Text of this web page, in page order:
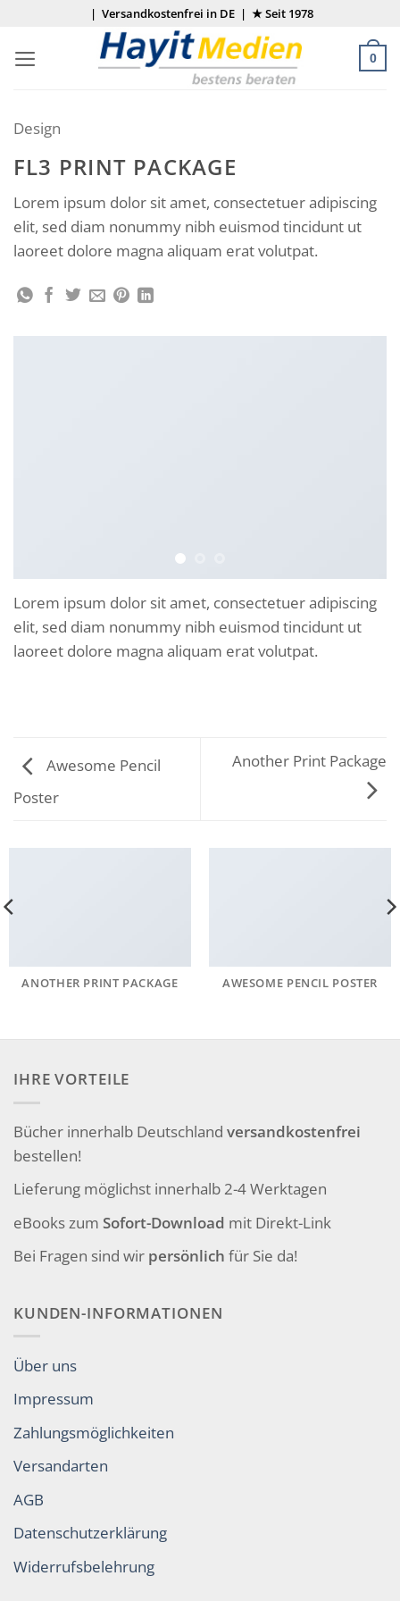
springen
| Versandkostenfrei in DE | ★ Seit 1978
0
Design
FL3 PRINT PACKAGE
Lorem ipsum dolor sit amet, consectetuer adipiscing
elit, sed diam nonummy nibh euismod tincidunt ut
laoreet dolore magna aliquam erat volutpat.
Lorem ipsum dolor sit amet, consectetuer adipiscing
elit, sed diam nonummy nibh euismod tincidunt ut
laoreet dolore magna aliquam erat volutpat.
Awesome Pencil
Poster
Another Print Package
ANOTHER PRINT PACKAGE AWESOME PENCIL POSTER
IHRE VORTEILE
Bücher innerhalb Deutschland versandkostenfrei
bestellen!
Lieferung möglichst innerhalb 2-4 Werktagen
eBooks zum Sofort-Download mit Direkt-Link
Bei Fragen sind wir persönlich für Sie da!
KUNDEN-INFORMATIONEN
Über uns
Impressum
Zahlungsmöglichkeiten
Versandarten
AGB
Datenschutzerklärung
Widerrufsbelehrung